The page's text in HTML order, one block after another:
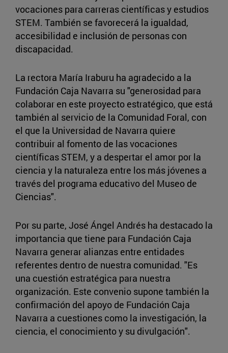
vocaciones para carreras científicas y estudios
STEM. También se favorecerá la igualdad,
accesibilidad e inclusión de personas con
discapacidad.
La rectora María Iraburu ha agradecido a la
Fundación Caja Navarra su "generosidad para
colaborar en este proyecto estratégico, que está
también al servicio de la Comunidad Foral, con
el que la Universidad de Navarra quiere
contribuir al fomento de las vocaciones
científicas STEM, y a despertar el amor por la
ciencia y la naturaleza entre los más jóvenes a
través del programa educativo del Museo de
Ciencias".
Por su parte, José Ángel Andrés ha destacado la
importancia que tiene para Fundación Caja
Navarra generar alianzas entre entidades
referentes dentro de nuestra comunidad. "Es
una cuestión estratégica para nuestra
organización. Este convenio supone también la
confirmación del apoyo de Fundación Caja
Navarra a cuestiones como la investigación, la
ciencia, el conocimiento y su divulgación".